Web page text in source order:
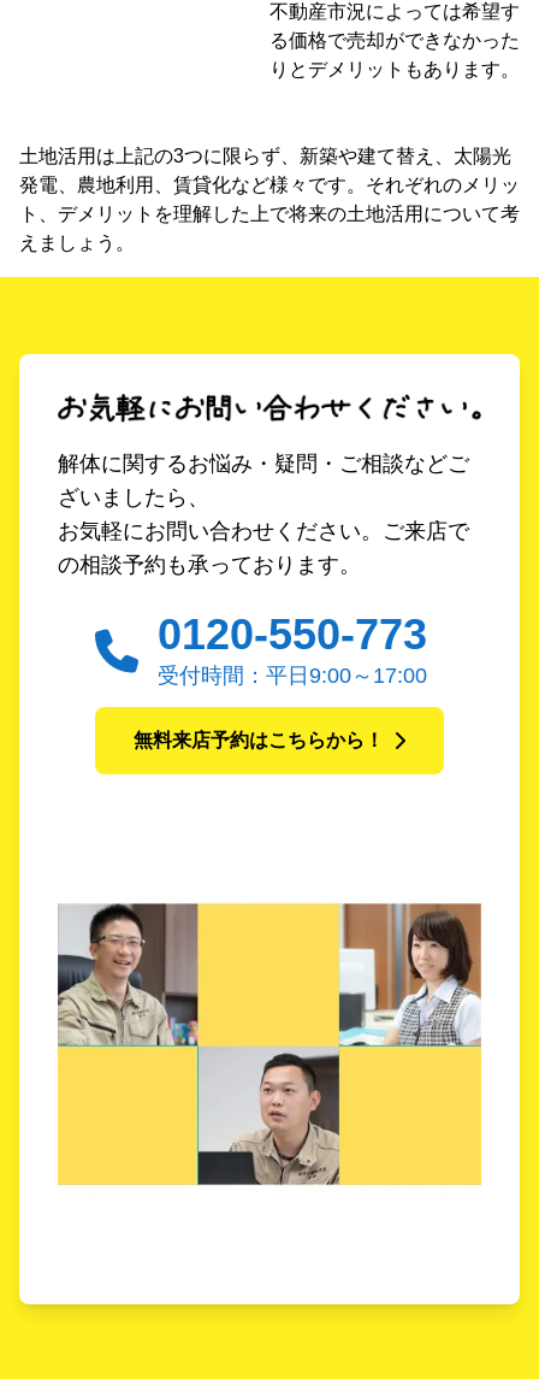
不動産市況によっては希望す
る価格で売却ができなかった
りとデメリットもあります。
土地活用は上記の3つに限らず、新築や建て替え、太陽光
発電、農地利用、賃貸化など様々です。それぞれのメリッ
ト、デメリットを理解した上で将来の土地活用について考
えましょう。
解体に関するお悩み・疑問・ご相談などご
ざいましたら、
お気軽にお問い合わせください。ご来店で
の相談予約も承っております。
0120-550-773
受付時間：平日9:00～17:00
無料来店予約はこちらから！